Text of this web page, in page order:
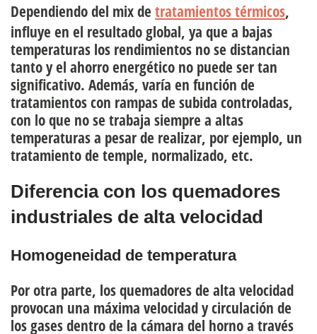
Dependiendo del mix de tratamientos térmicos,
influye en el resultado global, ya que a bajas
temperaturas los rendimientos no se distancian
tantoy el ahorro energético no puede ser tan
significativo. Además, varía en función de
tratamientos con rampas de subida controladas,
con lo que no se trabaja siempre a altas
temperaturas a pesar de realizar, por ejemplo, un
tratamiento de temple, normalizado, etc.
Diferencia con los quemadores
industriales de alta velocidad
Homogeneidad de temperatura
Por otra parte, los quemadores de alta velocidad
provocan una máxima velocidad y circulación de
los gases dentro de la cámara del hornoa través